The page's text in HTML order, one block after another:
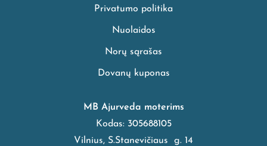
Privatumo politika
Nuolaidos
Norų sąrašas
Dovanų kuponas
MB Ajurveda moterims
Kodas: 305688105
Vilnius, S.Stanevičiaus g. 14